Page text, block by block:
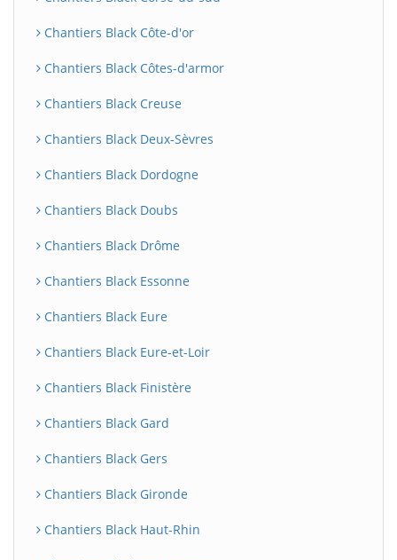
Chantiers Black Côte-d'or
Chantiers Black Côtes-d'armor
Chantiers Black Creuse
Chantiers Black Deux-Sèvres
Chantiers Black Dordogne
Chantiers Black Doubs
Chantiers Black Drôme
Chantiers Black Essonne
Chantiers Black Eure
Chantiers Black Eure-et-Loir
Chantiers Black Finistère
Chantiers Black Gard
Chantiers Black Gers
Chantiers Black Gironde
Chantiers Black Haut-Rhin